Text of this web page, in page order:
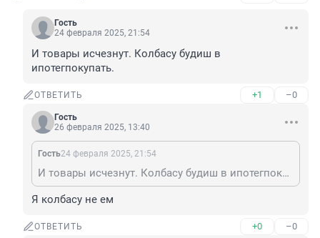
Гость
24 февраля 2025, 21:54
И товары исчезнут. Колбасу будиш в
ипотегпокупать.
ОТВЕТИТЬ +1 –0
Гость
26 февраля 2025, 13:40
Гость24 февраля 2025, 21:54
И товары исчезнут. Колбасу будиш в ипотегпокупать.
Я колбасу не ем
ОТВЕТИТЬ +0 –0